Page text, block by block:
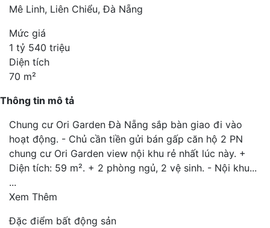
Mê Linh, Liên Chiểu, Đà Nẵng
Mức giá
1 tỷ 540 triệu
Diện tích
70 m²
Thông tin mô tả
Chung cư Ori Garden Đà Nẵng sắp bàn giao đi vào
hoạt động. - Chủ cần tiền gửi bán gấp căn hộ 2 PN
chung cư Ori Garden view nội khu rẻ nhất lúc này. +
Diện tích: 59 m². + 2 phòng ngủ, 2 vệ sinh. - Nội khu...
...
Xem Thêm
Đặc điểm bất động sản